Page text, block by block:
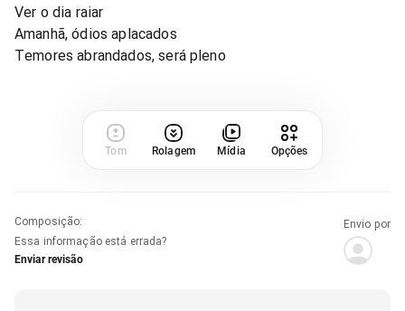
Ver o dia raiar
Amanhã, ódios aplacados
Temores abrandados, será pleno
Tom Rolagem Mídia Opções
Composição:
Essa informação está errada?
Enviar revisão
Envio por